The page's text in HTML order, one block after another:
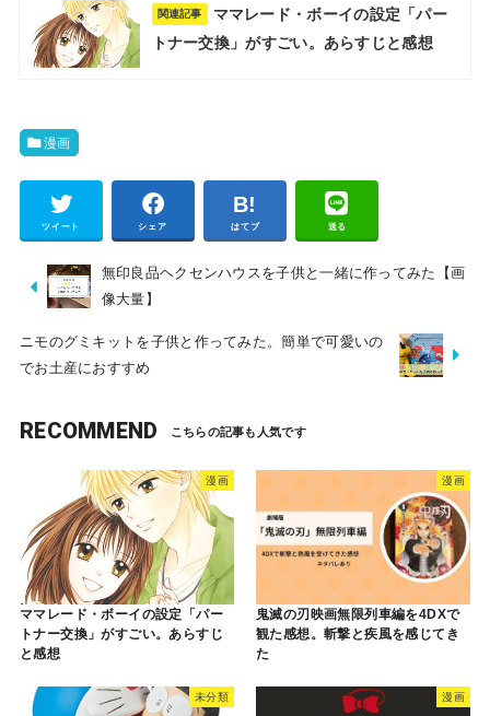
関連記事
ママレード・ボーイの設定「パー
トナー交換」がすごい。あらすじと感想
漫画
ツイート シェア はてブ 送る
無印良品ヘクセンハウスを子供と一緒に作ってみた【画
像大量】
ニモのグミキットを子供と作ってみた。簡単で可愛いの
でお土産におすすめ
RECOMMEND
漫画
ママレード・ボーイの設定「パー
トナー交換」がすごい。あらすじ
と感想
漫画
鬼滅の刃映画無限列車編を4DXで
観た感想。斬撃と疾風を感じてき
た
未分類 漫画